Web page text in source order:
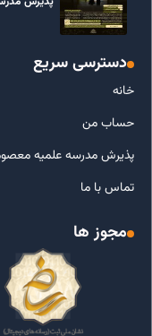
دسترسی سریع
خانه
حساب من
پذیرش مدرسه علمیه
تماس با ما
مجوز ها